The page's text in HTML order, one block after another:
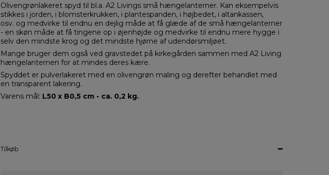
Olivengrønlakeret spyd til bl.a. A2 Livings små hængelanterner. Kan eksempelvis
stikkes i jorden, i blomsterkrukken, i plantespanden, i højbedet, i altankassen,
osv. og medvirke til endnu en dejlig måde at få glæde af de små hængelanterner
- en skøn måde at få tingene op i øjenhøjde og medvirke til endnu mere hygge i
selv den mindste krog og det mindste hjørne af udendørsmiljøet.
Mange bruger dem også ved gravstedet på kirkegården sammen med A2 Living
hængelanternen for at mindes deres kære.
Spyddet er pulverlakeret med en olivengrøn maling og derefter behandlet med
en transparent lakering.
Varens mål: L50 x B0,5 cm - ca. 0,2 kg.
Tilkøb